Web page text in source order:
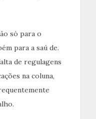
só para o
para a saú de.
de regulagens
na coluna,